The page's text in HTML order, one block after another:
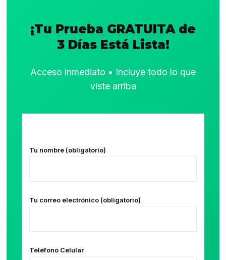
¡Tu Prueba GRATUITA de
3 Días Está Lista!
Acceso inmediato • Incluye todo lo que
viste arriba
Tu nombre (obligatorio)
Tu correo electrónico (obligatorio)
Teléfono Celular